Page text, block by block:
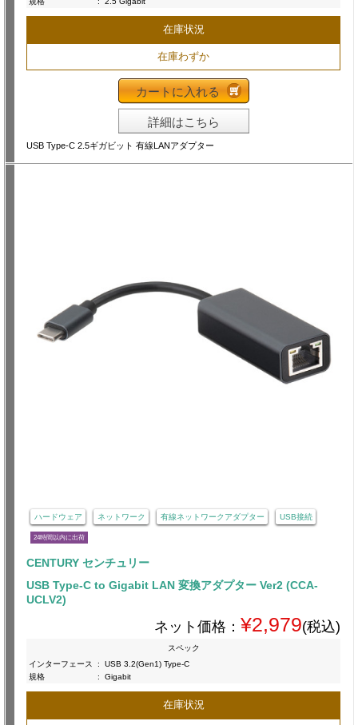
在庫状況
在庫わずか
カートに入れる
詳細はこちら
USB Type-C 2.5ギガビット 有線LANアダプター
ハードウェア ネットワーク 有線ネットワークアダプター USB接続
24時間以内に出荷
CENTURY センチュリー
USB Type-C to Gigabit LAN 変換アダプター Ver2 (CCA-
UCLV2)
ネット価格： ¥2,979(税込)
スペック
インターフェース
:
USB 3.2(Gen1) Type-C
規格
: Gigabit
在庫状況